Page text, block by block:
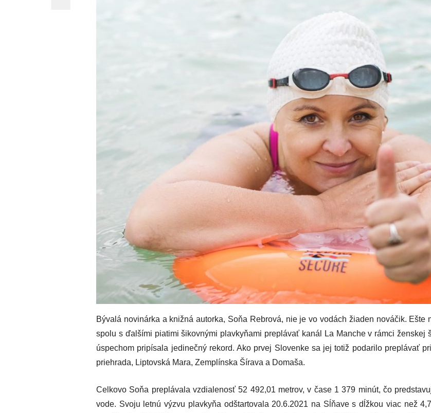
Bývalá novinárka a knižná autorka, Soňa Rebrová, nie je vo vodách žiaden nováčik.
spolu s ďalšími piatimi šikovnými plavkyňami preplávať kanál La Manche v rámci ženskej
úspechom pripísala jedinečný rekord. Ako prvej Slovenke sa jej totiž podarilo preplávať
priehrada, Liptovská Mara, Zemplínska Šírava a Domaša.
Celkovo Soňa preplávala vzdialenosť 52 492,01 metrov, v čase 1 379 minút, čo
vode. Svoju letnú výzvu plavkyňa odštartovala 20.6.2021 na Sĺňave s dĺžkou viac než